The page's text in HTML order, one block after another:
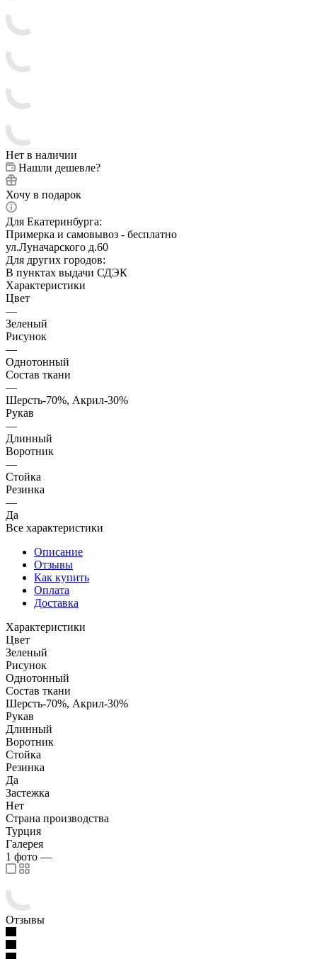
Нет в наличии
Нашли дешевле?
Хочу в подарок
Для Екатеринбурга:
Примерка и самовывоз - бесплатно
ул.Луначарского д.60
Для других городов:
В пунктах выдачи СДЭК
Характеристики
Цвет
—
Зеленый
Рисунок
—
Однотонный
Состав ткани
—
Шерсть-70%, Акрил-30%
Рукав
—
Длинный
Воротник
—
Стойка
Резинка
—
Да
Все характеристики
Описание
Отзывы
Как купить
Оплата
Доставка
Характеристики
Цвет
Зеленый
Рисунок
Однотонный
Состав ткани
Шерсть-70%, Акрил-30%
Рукав
Длинный
Воротник
Стойка
Резинка
Да
Застежка
Нет
Страна производства
Турция
Галерея
1 фото —
Отзывы